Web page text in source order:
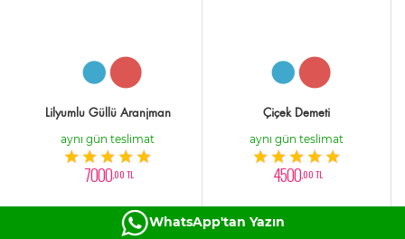
Lilyumlu Güllü Aranjman
aynı gün teslimat
7000,00 TL
Çiçek Demeti
aynı gün teslimat
4500,00 TL
WhatsApp'tan Yazın